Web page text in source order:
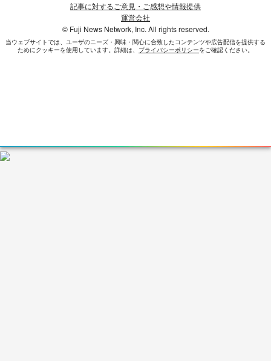
記事に対するご意見・ご感想や情報提供
運営会社
© Fuji News Network, Inc. All rights reserved.
当ウェブサイトでは、ユーザのニーズ・興味・関⼼に合致したコンテンツや広告配信を提供する
ためにクッキーを使⽤しています。詳細は、 プライバシーポリシーをご確認ください。